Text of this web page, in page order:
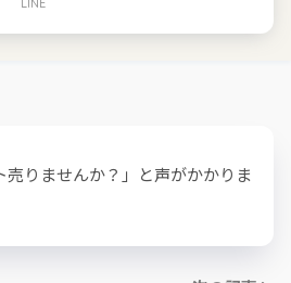
LINE
売りませんか？」と声がかかりま